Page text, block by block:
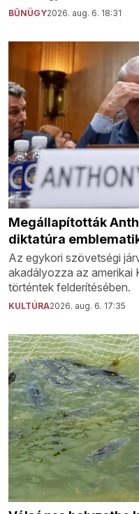
BŰNÜGY2026. aug. 6. 18:31
Megállapították
diktatúra
Az egykori szövetségi
akadályozza az amerikai
történtek felderítésében.
KULTÚRA2026. aug. 6. 17:35